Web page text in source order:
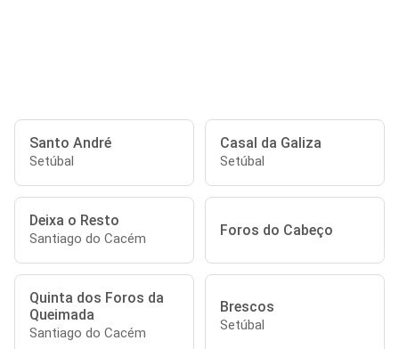
Santo André
Setúbal
Casal da Galiza
Setúbal
Deixa o Resto
Santiago do Cacém Foros do Cabeço
Quinta dos Foros da
Queimada
Santiago do Cacém
Brescos
Setúbal